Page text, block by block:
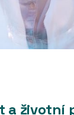
a životní